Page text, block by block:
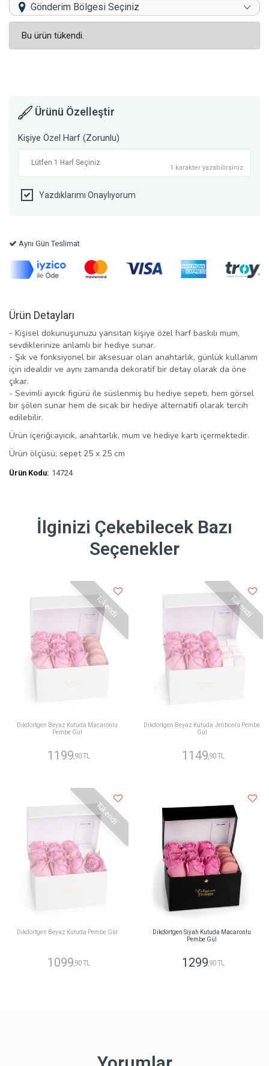
Gönderim Bölgesi Seçiniz
Bu ürün tükendi.
Ürünü Özelleştir
Kişiye Özel Harf (Zorunlu)
1 karakter yazabilirsiniz.
Yazdıklarımı Onaylıyorum
Aynı Gün Teslimat
Ürün Detayları
- Kişisel dokunuşunuzu yansıtan kişiye özel harf baskılı mum,
sevdiklerinize anlamlı bir hediye sunar.
- Şık ve fonksiyonel bir aksesuar olan anahtarlık, günlük kullanım
için idealdir ve aynı zamanda dekoratif bir detay olarak da öne
çıkar.
- Sevimli ayıcık figürü ile süslenmiş bu hediye sepeti, hem görsel
bir şölen sunar hem de sıcak bir hediye alternatifi olarak tercih
edilebilir.
Ürün içeriği:ayıcık, anahtarlık, mum ve hediye kartı içermektedir.
Ürün ölçüsü; sepet 25 x 25 cm
Ürün Kodu: 14724
İlginizi Çekebilecek Bazı
Seçenekler
Tükendi
Dikdörtgen Beyaz Kutuda Macaronlu
Pembe Gül
1199,90 TL
Tükendi
Dikdörtgen Beyaz Kutuda Jelibonlu Pembe
Gül
1149,90 TL
Tükendi
Dikdörtgen Beyaz Kutuda Pembe Gül
1099,90 TL
Dikdörtgen Siyah Kutuda Macaronlu
Pembe Gül
1299,90 TL